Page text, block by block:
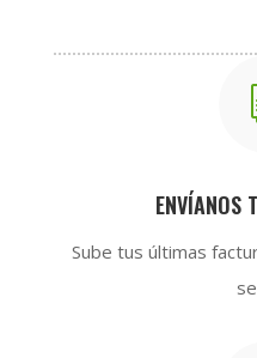
ENVÍANOS
Sube tus últimas